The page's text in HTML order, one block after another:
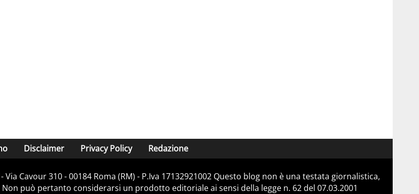
Disclaimer Privacy Policy Redazione
Cavour 310 - 00184 Roma (RM) - P.Iva 17132921002 Questo blog non è una testata giornalistica,
può pertanto considerarsi un prodotto editoriale ai sensi della legge n. 62 del 07.03.2001